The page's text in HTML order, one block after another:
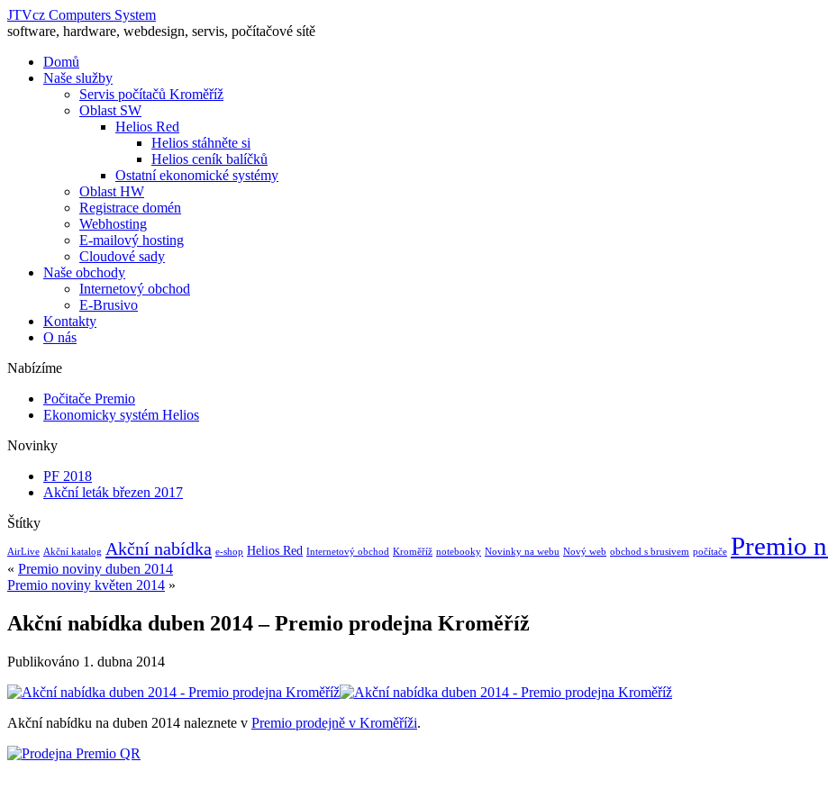
JTVcz Computers System
software, hardware, webdesign, servis, počítačové sítě
Domů
Naše služby
Servis počítačů Kroměříž
Oblast SW
Helios Red
Helios stáhněte si
Helios ceník balíčků
Ostatní ekonomické systémy
Oblast HW
Registrace domén
Webhosting
E-mailový hosting
Cloudové sady
Naše obchody
Internetový obchod
E-Brusivo
Kontakty
O nás
Nabízíme
Počitače Premio
Ekonomicky systém Helios
Novinky
PF 2018
Akční leták březen 2017
Štítky
AirLive Akční katalog Akční nabídka e-shop Helios Red Internetový obchod Kroměříž notebooky Novinky na webu Nový web obchod s brusivem počítače Premio
« Premio noviny duben 2014
Premio noviny květen 2014 »
Akční nabídka duben 2014 – Premio prodejna Kroměříž
Publikováno 1. dubna 2014
Akční nabídku na duben 2014 naleznete v Premio prodejně v Kroměříži.